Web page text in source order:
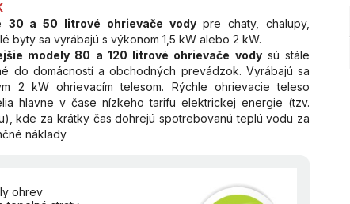
30 a 50 litrové ohrievače vodypre chaty, chalupy,
byty sa vyrábajú s výkonom 1,5 kW alebo 2 kW.
modely 80 a 120 litrové ohrievače vodysú stále
do domácností a obchodných prevádzok. Vyrábajú sa
2 kW ohrievacím telesom. Rýchle ohrievacie teleso
hlavne v čase nízkeho tarifu elektrickej energie (tzv.
kde za krátky čas dohrejú spotrebovanú teplú vodu za
náklady
ohrev